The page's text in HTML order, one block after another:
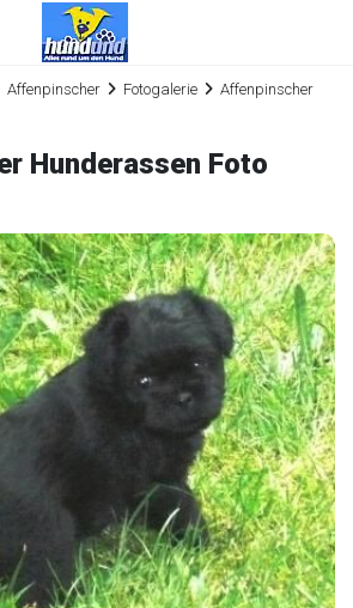
Affenpinscher Fotogalerie
Affenpinscher
Hunderassen Foto